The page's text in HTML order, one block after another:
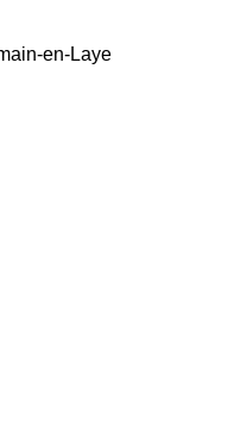
en-Laye